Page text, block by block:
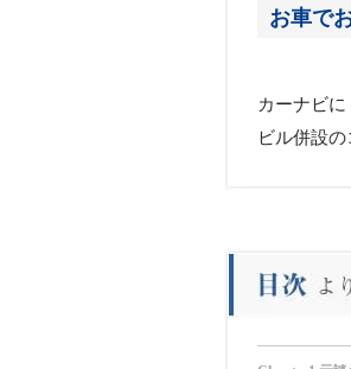
お車で
カーナビ
ビル併設